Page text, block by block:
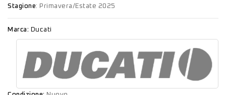
Stagione: Primavera/Estate 2025
Marca: Ducati